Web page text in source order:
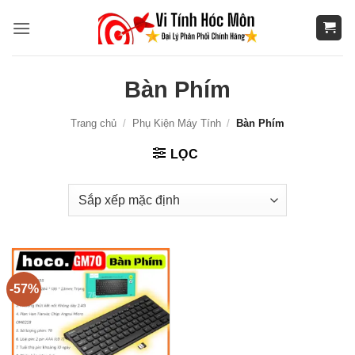
qua
Bàn Phím
Trang chủ / Phụ Kiện Máy Tính / Bàn Phím
LỌC
-57%